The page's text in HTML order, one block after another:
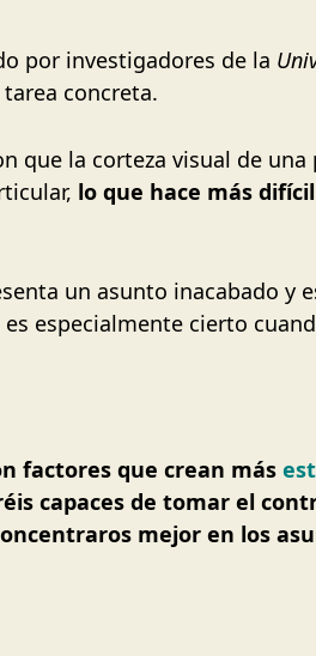
por investigadores de la
concreta.
que la corteza visual de
lo que hace más
un asunto inacabado
especialmente cierto
factores que crean más
capaces de tomar el
mejor en los